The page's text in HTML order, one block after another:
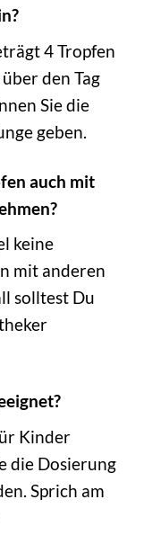
4 Tropfen
den Tag
Sie die
geben.
auch mit
keine
mit anderen
solltest Du
Kinder
die Dosierung
Sprich am